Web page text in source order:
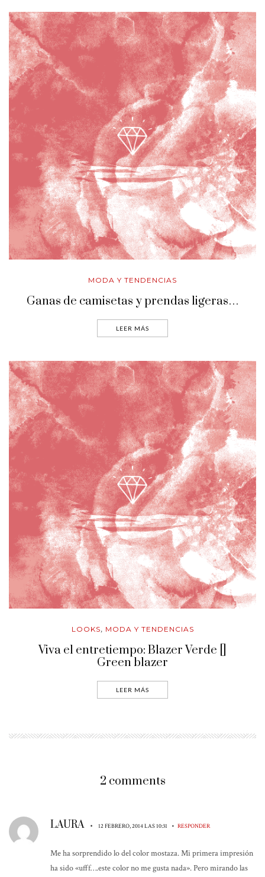
MODA Y TENDENCIAS
Ganas de camisetas y prendas ligeras…
LEER MÁS
LOOKS, MODA Y TENDENCIAS
Viva el entretiempo: Blazer Verde []
Green blazer
LEER MÁS
2 comments
LAURA • 12 FEBRERO, 2014 LAS 10:31 • RESPONDER
Me ha sorprendido lo del color mostaza. Mi primera impresión
ha sido «ufff….este color no me gusta nada». Pero mirando las